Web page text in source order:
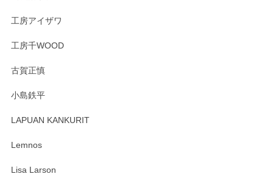
工房アイザワ
工房千WOOD
古賀正慎
小島鉄平
LAPUAN KANKURIT
Lemnos
Lisa Larson